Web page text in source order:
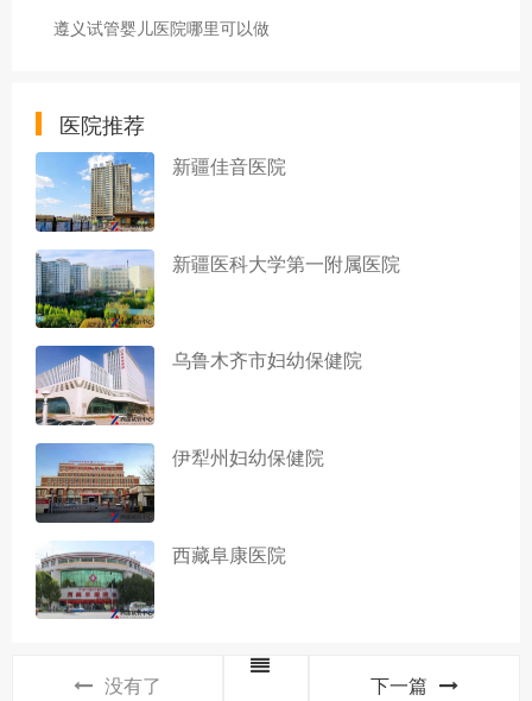
遵义试管婴儿医院哪里可以做
医院推荐
新疆佳音医院
新疆医科大学第一附属医院
乌鲁木齐市妇幼保健院
伊犁州妇幼保健院
西藏阜康医院
没有了 下一篇